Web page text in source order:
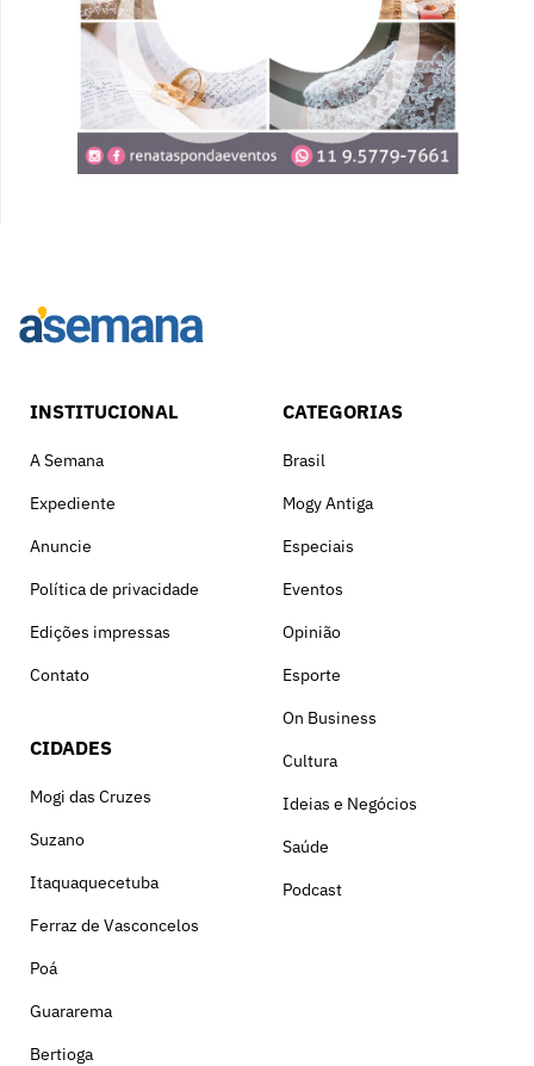
INSTITUCIONAL
A Semana
Expediente
Anuncie
Política de privacidade
Edições impressas
Contato
CIDADES
Mogi das Cruzes
Suzano
Itaquaquecetuba
Ferraz de Vasconcelos
Poá
Guararema
Bertioga
CATEGORIAS
Brasil
Mogy Antiga
Especiais
Eventos
Opinião
Esporte
On Business
Cultura
Ideias e Negócios
Saúde
Podcast